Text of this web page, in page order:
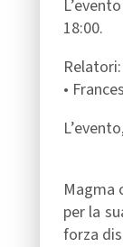
18:00.
Relatori:
•
Magma
per la
forza